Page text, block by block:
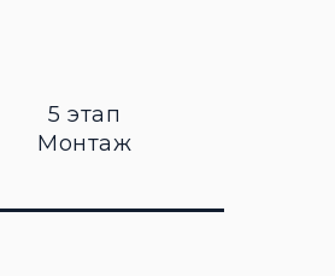
5 этап
Монтаж